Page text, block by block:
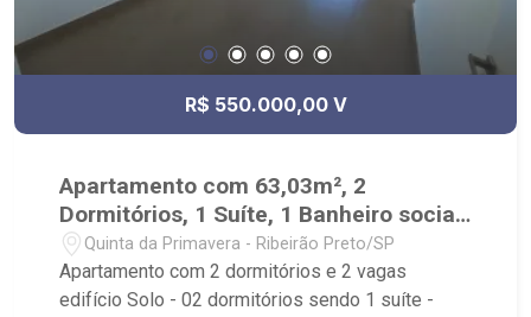
cidade - Av. Professor João Fiúsa, 1147 - Alto da
Boa Vista, Ribeirão Preto - SP.
R$ 550.000,00 V
Apartamento com 63,03m², 2
Dormitórios, 1 Suíte, 1 Banheiro social
e 2 Vagas com Lazer Completo
Quinta da Primavera - Ribeirão Preto/SP
Apartamento com 2 dormitórios e 2 vagas
edifício Solo - 02 dormitórios sendo 1 suíte -